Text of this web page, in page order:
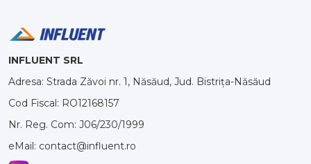
INFLUENT SRL
Adresa: Strada Zăvoi nr. 1, Năsăud, Jud. Bistrița-Năsăud
Cod Fiscal: RO12168157
Nr. Reg. Com: J06/230/1999
eMail: contact@influent.ro